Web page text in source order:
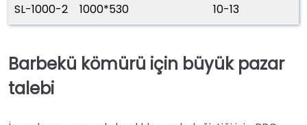
SL-1000-2
1000*530 10-13
Barbekü kömürü için büyük pazar
talebi